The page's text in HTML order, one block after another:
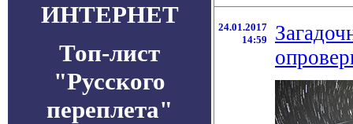
ИНТЕРНЕТ
Топ-лист
"Русского
переплета"
24.01.2017
14:59